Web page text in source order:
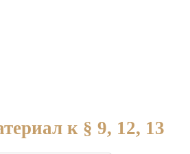
к § 9, 12, 13